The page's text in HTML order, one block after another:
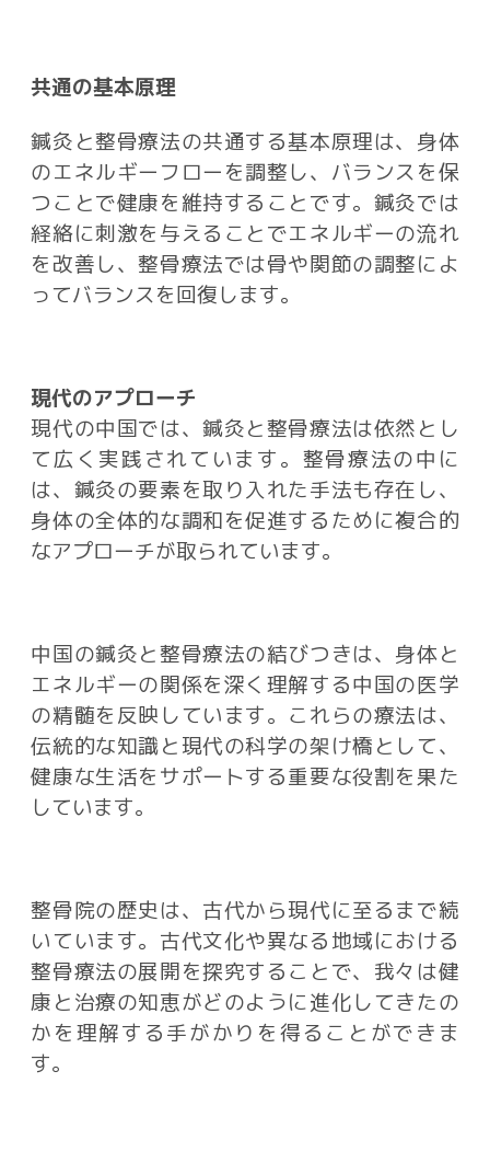
共通の基本原理
鍼灸と整骨療法の共通する基本原理は、身体
のエネルギーフローを調整し、バランスを保
つことで健康を維持することです。鍼灸では
経絡に刺激を与えることでエネルギーの流れ
を改善し、整骨療法では骨や関節の調整によ
ってバランスを回復します。
現代のアプローチ
現代の中国では、鍼灸と整骨療法は依然とし
て広く実践されています。整骨療法の中に
は、鍼灸の要素を取り入れた手法も存在し、
身体の全体的な調和を促進するために複合的
なアプローチが取られています。
中国の鍼灸と整骨療法の結びつきは、身体と
エネルギーの関係を深く理解する中国の医学
の精髄を反映しています。これらの療法は、
伝統的な知識と現代の科学の架け橋として、
健康な生活をサポートする重要な役割を果た
しています。
整骨院の歴史は、古代から現代に至るまで続
いています。古代文化や異なる地域における
整骨療法の展開を探究することで、我々は健
康と治療の知恵がどのように進化してきたの
かを理解する手がかりを得ることができま
す。